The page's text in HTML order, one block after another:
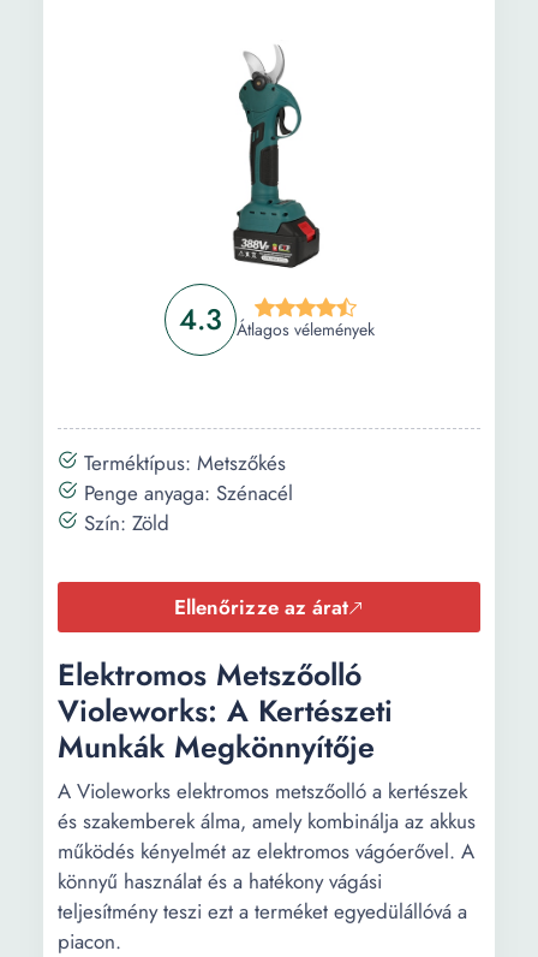
4.3 Átlagos vélemények
Terméktípus: Metszőkés
Penge anyaga: Szénacél
Szín: Zöld
Ellenőrizze az árat
Elektromos Metszőolló
Violeworks: A Kertészeti
Munkák Megkönnyítője
A Violeworks elektromos metszőolló a kertészek
és szakemberek álma, amely kombinálja az akkus
működés kényelmét az elektromos vágóerővel. A
könnyű használat és a hatékony vágási
teljesítmény teszi ezt a terméket egyedülállóvá a
piacon.